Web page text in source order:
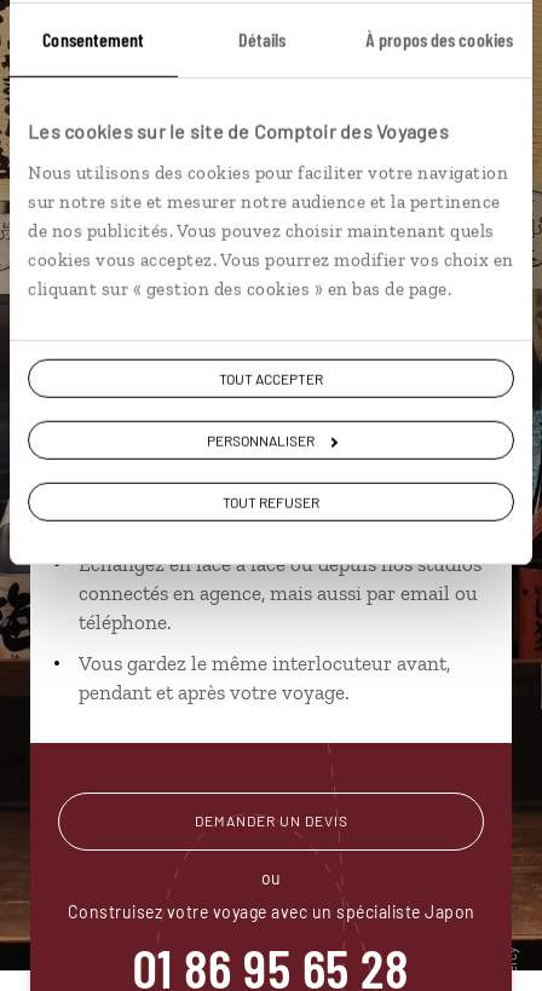
Consentement Détails À propos des cookies
Les cookies sur le site de Comptoir des Voyages
Nous utilisons des cookies pour faciliter votre navigation
sur notre site et mesurer notre audience et la pertinence
de nos publicités. Vous pouvez choisir maintenant quels
cookies vous acceptez. Vous pourrez modifier vos choix en
cliquant sur « gestion des cookies » en bas de page.
TOUT ACCEPTER
PERSONNALISER
TOUT REFUSER
Asakusa Bessho Onsen Château de Nijo-jo
Forêt de bambous d'Arashiyama Cosplay
Jardins Koishikawa Korakuen Manga Beppu
Ils sauront organiser votre itinéraire au plus
près de vos envies et de la réalité du pays.
Échangez en face à face ou depuis nos studios
connectés en agence, mais aussi par email ou
téléphone.
Vous gardez le même interlocuteur avant,
pendant et après votre voyage.
DEMANDER UN DEVIS
ou
Construisez votre voyage avec un spécialiste Japon
01 86 95 65 28